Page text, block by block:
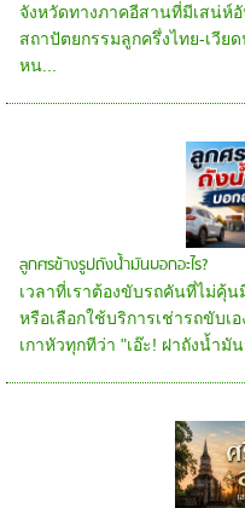
จังหวัดทางภาคอีสานที่มีเสน่ห์
สถาปัตยกรรมลูกครึ่งไทย-เวีย
หน...
ลูกศรข้างรูปถังน้ำมันบอกอะไร?
เวลาที่เราต้องขับรถคันที่ไม่คุ้น
หรือเลือกใช้บริการเช่ารถขับเ
เกาหัวทุกทีว่า "เอ๊ะ! ฝาถังน้ำมั